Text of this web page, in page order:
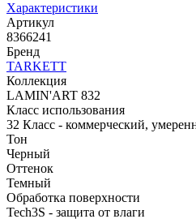
Характеристики
Артикул
8366241
Бренд
TARKETT
Коллекция
LAMIN'ART 832
Класс использования
32 Класс - коммерческий,
Тон
Черный
Оттенок
Темный
Обработка поверхности
Tech3S - защита от влаги